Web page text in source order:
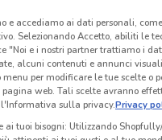
348 m
Maver
Scade il 31/12
e accediamo ai dati personali,
Selezionando Accetto, abiliti le
"Noi e i nostri partner trattiamo i
alcuni contenuti e annunci
per modificare le tue scelte o
web. Tali scelte avranno
sulla privacy.Privacy
tuoi bisogni: Utilizzando